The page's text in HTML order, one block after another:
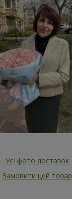
Усі фото доставок
Замовити цей товар